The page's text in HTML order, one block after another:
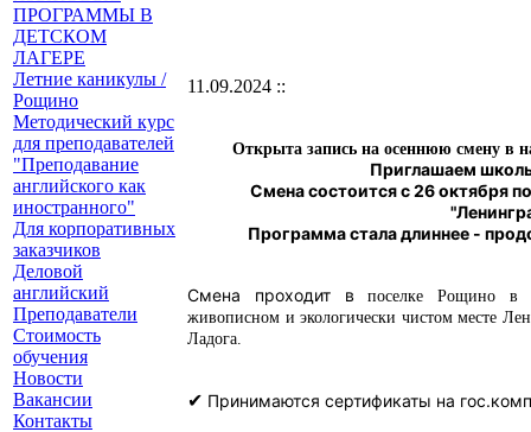
ПРОГРАММЫ В
ДЕТСКОМ
ЛАГЕРЕ
Летние каникулы /
Рощино
Методический курс
для преподавателей
"Преподавание
английского как
иностранного"
Для корпоративных
заказчиков
Деловой
английский
Преподаватели
Стоимость
обучения
Новости
Вакансии
Контакты
11.09.2024 ::
Открыта запись на осеннюю смену в
Приглашаем
Смена состоится с 26 октября
Программа стала длиннее -
Смена проходит впоселке Рощино в
живописном и экологически чистом месте
Ладога.
✔ Принимаются сертификаты на